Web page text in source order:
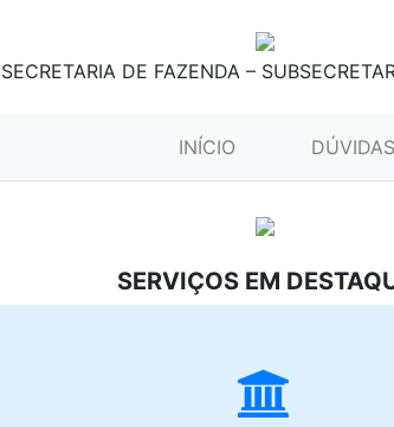
SECRETARIA DE FAZENDA –
INÍCIO (CURRENT)DÚVIDAS
SERVIÇOS EM